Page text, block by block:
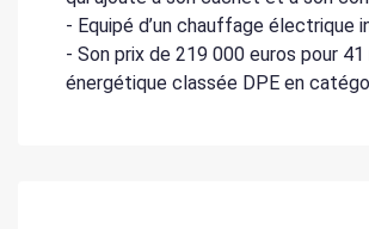
- Equipé d’un chauffage électrique
- Son prix de 219 000 euros pour
énergétique classée DPE en